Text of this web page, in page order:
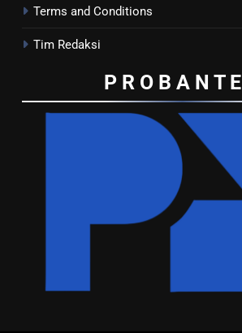
Terms and Conditions
Tim Redaksi
P R O B A N T E